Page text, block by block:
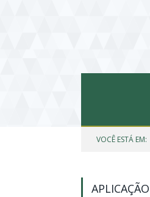
VOCÊ ESTÁ EM: